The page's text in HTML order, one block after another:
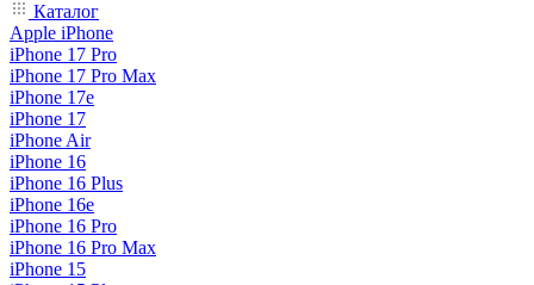
Каталог
Apple iPhone
iPhone 17 Pro
iPhone 17 Pro Max
iPhone 17e
iPhone 17
iPhone Air
iPhone 16
iPhone 16 Plus
iPhone 16e
iPhone 16 Pro
iPhone 16 Pro Max
iPhone 15